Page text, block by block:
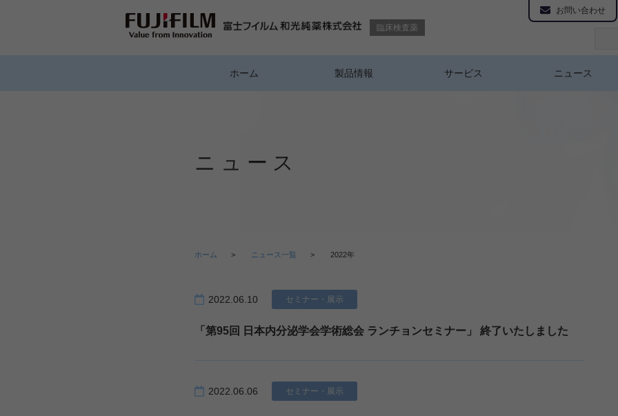
臨床検査薬
お問い合わせ
ホーム 製品情報 サービス ニュース
ニュース
ホーム > ニュース一覧 > 2022年
2022.06.10 セミナー・展示
「第95回 日本内分泌学会学術総会 ランチョンセミナー」 終了いたしました
2022.06.06 セミナー・展示